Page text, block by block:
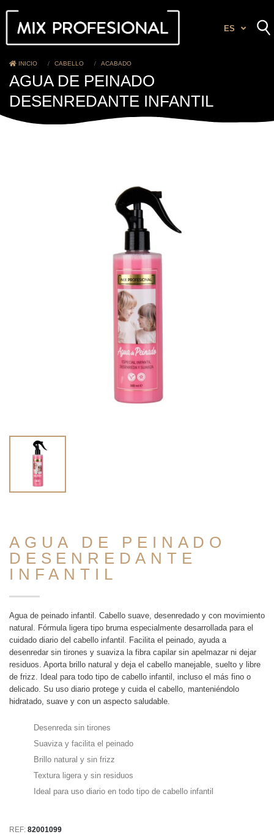
ES
AGUA DE PEINADO
DESENREDANTE INFANTIL
INICIO CABELLO ACABADO
AGUA DE PEINADO
DESENREDANTE
INFANTIL
Agua de peinado infantil. Cabello suave, desenredado y con movimiento
natural. Fórmula ligera tipo bruma especialmente desarrollada para el
cuidado diario del cabello infantil. Facilita el peinado, ayuda a
desenredar sin tirones y suaviza la fibra capilar sin apelmazar ni dejar
residuos. Aporta brillo natural y deja el cabello manejable, suelto y libre
de frizz. Ideal para todo tipo de cabello infantil, incluso el más fino o
delicado. Su uso diario protege y cuida el cabello, manteniéndolo
hidratado, suave y con un aspecto saludable.
Desenreda sin tirones
Suaviza y facilita el peinado
Brillo natural y sin frizz
Textura ligera y sin residuos
Ideal para uso diario en todo tipo de cabello infantil
REF: 82001099